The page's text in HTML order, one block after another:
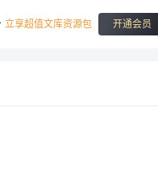
立享超值文库资源包 开通会员